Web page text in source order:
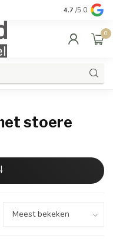
Kwaliteit &
4.7 /5.0
0
stoere